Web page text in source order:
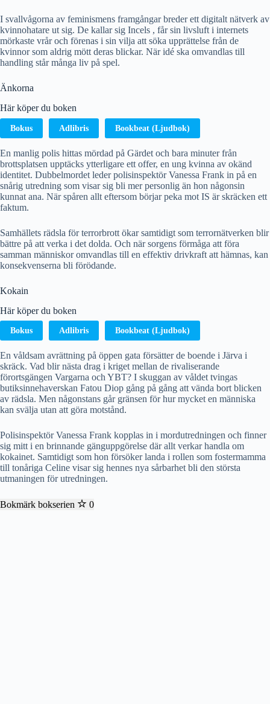
I svallvågorna av feminismens framgångar breder ett digitalt nätverk av
kvinnohatare ut sig. De kallar sig Incels , får sin livsluft i internets
mörkaste vrår och förenas i sin vilja att söka upprättelse från de
kvinnor som aldrig mött deras blickar. När idé ska omvandlas till
handling står många liv på spel.
Änkorna
Här köper du boken
Bokus Adlibris Bookbeat (Ljudbok)
En manlig polis hittas mördad på Gärdet och bara minuter från
brottsplatsen upptäcks ytterligare ett offer, en ung kvinna av okänd
identitet. Dubbelmordet leder polisinspektör Vanessa Frank in på en
snårig utredning som visar sig bli mer personlig än hon någonsin
kunnat ana. När spåren allt eftersom börjar peka mot IS är skräcken ett
faktum.
Samhällets rädsla för terrorbrott ökar samtidigt som terrornätverken blir
bättre på att verka i det dolda. Och när sorgens förmåga att föra
samman människor omvandlas till en effektiv drivkraft att hämnas, kan
konsekvenserna bli förödande.
Kokain
Här köper du boken
Bokus Adlibris Bookbeat (Ljudbok)
En våldsam avrättning på öppen gata försätter de boende i Järva i
skräck. Vad blir nästa drag i kriget mellan de rivaliserande
förortsgängen Vargarna och YBT? I skuggan av våldet tvingas
butiksinnehaverskan Fatou Diop gång på gång att vända bort blicken
av rädsla. Men någonstans går gränsen för hur mycket en människa
kan svälja utan att göra motstånd.
Polisinspektör Vanessa Frank kopplas in i mordutredningen och finner
sig mitt i en brinnande gänguppgörelse där allt verkar handla om
kokainet. Samtidigt som hon försöker landa i rollen som fostermamma
till tonåriga Celine visar sig hennes nya sårbarhet bli den största
utmaningen för utredningen.
Bokmärk bokserien 0